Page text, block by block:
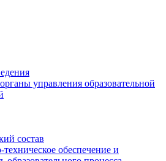
управления образовательной
состав
обеспечение и